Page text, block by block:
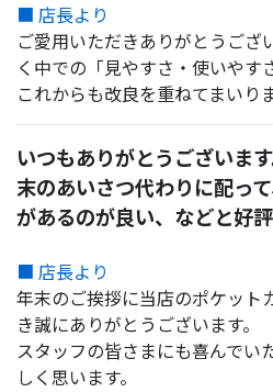
■ 店長より
ご愛用いただきありがとうござ
く中での「見やすさ・使いやす
これからも改良を重ねてまいりま
いつもありがとうございま
末のあいさつ代わりに配っ
があるのが良い、などと好評
■ 店長より
年末のご挨拶に当店のポケット
き誠にありがとうございます。
スタッフの皆さまにも喜んでい
しく思います。